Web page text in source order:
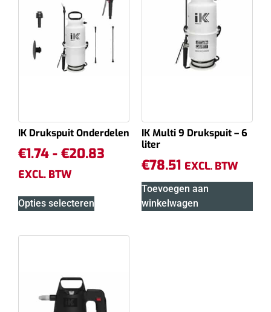
IK Drukspuit Onderdelen
€1.74 - €20.83
EXCL. BTW
Opties selecteren
IK Multi 9 Drukspuit – 6
liter
€78.51 EXCL. BTW
Toevoegen aan
winkelwagen